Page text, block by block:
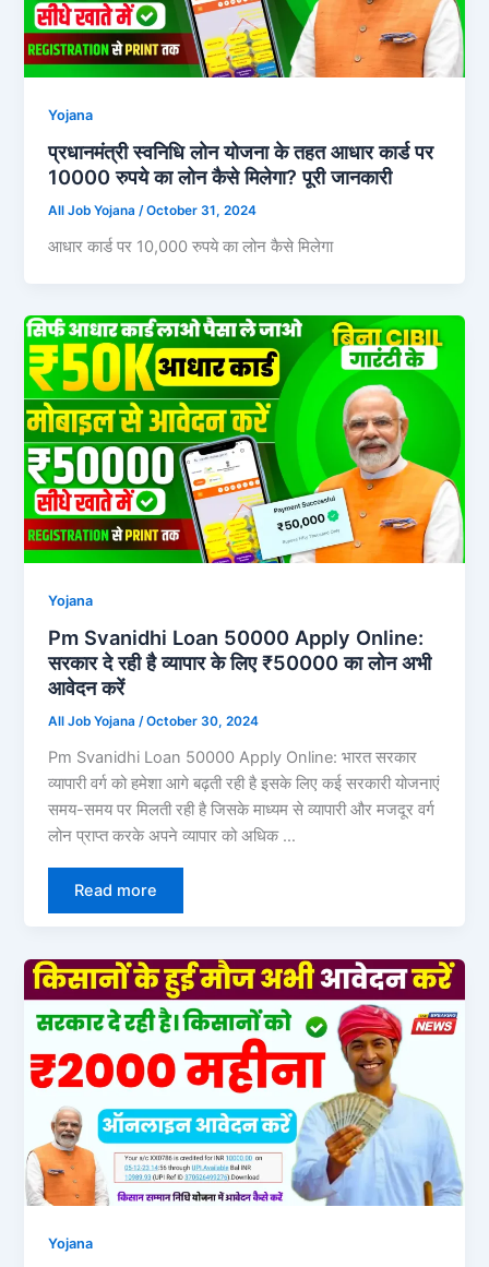
Yojana
प्रधानमंत्री स्वनिधि लोन योजना के तहत आधार कार्ड पर
10000 रुपये का लोन कैसे मिलेगा? पूरी जानकारी
All Job Yojana/October 31, 2024
आधार कार्ड पर 10,000 रुपये का लोन कैसे मिलेगा
Yojana
Pm Svanidhi Loan 50000 Apply Online:
सरकार दे रही है व्यापार के लिए ₹50000 का लोन अभी
आवेदन करें
All Job Yojana/October 30, 2024
Pm Svanidhi Loan 50000 Apply Online: भारत सरकार
व्यापारी वर्ग को हमेशा आगे बढ़ती रही है इसके लिए कई सरकारी योजनाएं
समय-समय पर मिलती रही है जिसके माध्यम से व्यापारी और मजदूर वर्ग
लोन प्राप्त करके अपने व्यापार को अधिक …
Read more
Yojana